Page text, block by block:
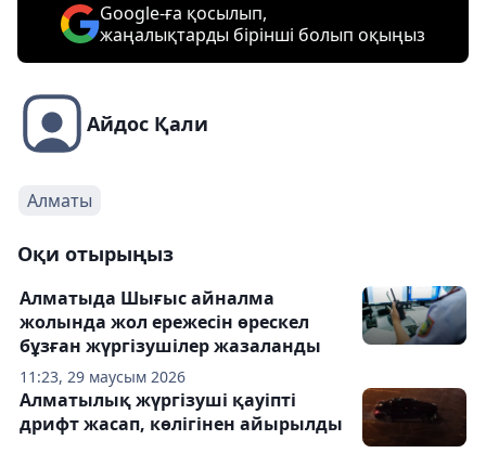
Google-ға қосылып,
жаңалықтарды бірінші болып оқыңыз
Айдос Қали
Алматы
Оқи отырыңыз
11:23, 29 маусым 2026
Алматыда Шығыс айналма
жолында жол ережесін өрескел
бұзған жүргізушілер жазаланды
Алматылық жүргізуші қауіпті
дрифт жасап, көлігінен айырылды